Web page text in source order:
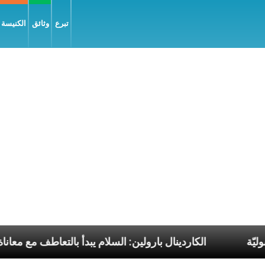
وثائق تبرع
الكاردينال بارولين: السلام يبدأ الرسوليّة